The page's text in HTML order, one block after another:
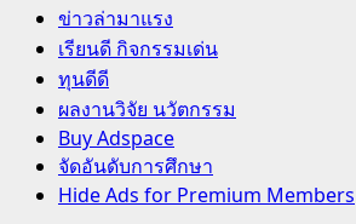
Primary
Menu
ข่าวล่ามาแรง
เรียนดี กิจกรรมเด่น
ทุนดีดี
ผลงานวิจัย นวัตกรรม
Buy Adspace
จัดอันดับการศึกษา
Hide Ads for Premium Members